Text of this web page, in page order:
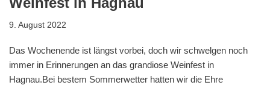
9. August 2022
Das Wochenende ist längst vorbei, doch wir schwelgen noch
immer in Erinnerungen an das grandiose Weinfest in
Hagnau.Bei bestem Sommerwetter hatten wir die Ehre